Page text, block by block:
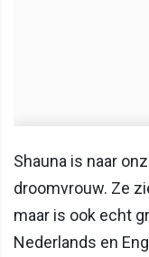
Shauna is naar
droomvrouw. Ze
maar is ook echt
Nederlands en